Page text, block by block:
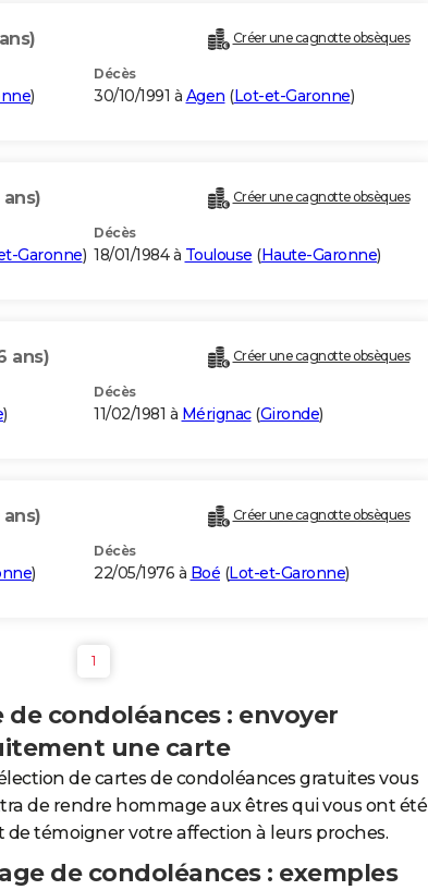
Créer une cagnotte obsèques
)
Décès
30/10/1991 à Agen (Lot-et-Garonne)
ans) Créer une cagnotte obsèques
Garonne)
Décès
18/01/1984 à Toulouse (Haute-Garonne)
ans) Créer une cagnotte obsèques
)
Décès
11/02/1981 à Mérignac(Gironde)
ans) Créer une cagnotte obsèques
)
Décès
22/05/1976 à Boé (Lot-et-Garonne)
1
de condoléances : envoyer
une carte
de cartes de condoléances gratuites vous
de rendre hommage aux êtres qui vous ont été
de témoigner votre affection à leurs proches.
de condoléances : exemples